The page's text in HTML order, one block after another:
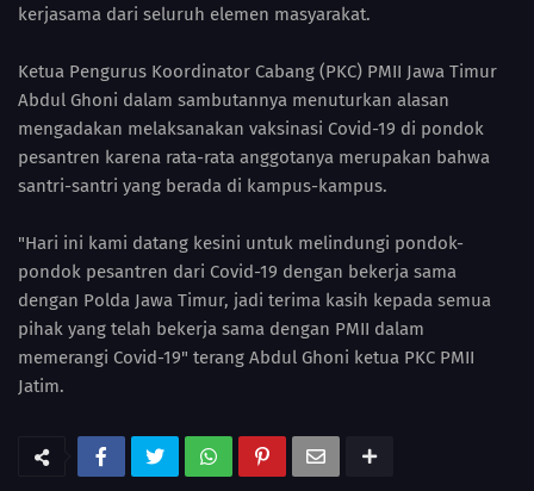
kerjasama dari seluruh elemen masyarakat.
Ketua Pengurus Koordinator Cabang (PKC) PMII Jawa Timur
Abdul Ghoni dalam sambutannya menuturkan alasan
mengadakan melaksanakan vaksinasi Covid-19 di pondok
pesantren karena rata-rata anggotanya merupakan bahwa
santri-santri yang berada di kampus-kampus.
"Hari ini kami datang kesini untuk melindungi pondok-
pondok pesantren dari Covid-19 dengan bekerja sama
dengan Polda Jawa Timur, jadi terima kasih kepada semua
pihak yang telah bekerja sama dengan PMII dalam
memerangi Covid-19" terang Abdul Ghoni ketua PKC PMII
Jatim.